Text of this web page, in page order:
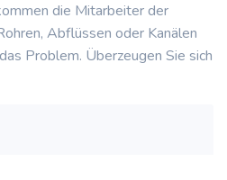
die Mitarbeiter der
Abflüssen oder Kanälen
Problem. Überzeugen Sie sich